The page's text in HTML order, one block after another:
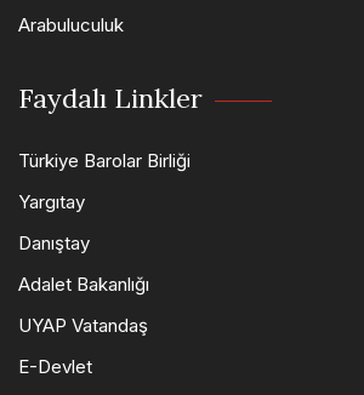
Arabuluculuk
Faydalı Linkler
Türkiye Barolar Birliği
Yargıtay
Danıştay
Adalet Bakanlığı
UYAP Vatandaş
E-Devlet